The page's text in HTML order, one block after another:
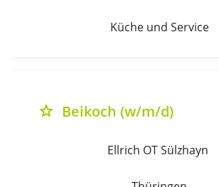
Küche und Service
grade Beikoch (w/m/d)
Ellrich OT Sülzhayn